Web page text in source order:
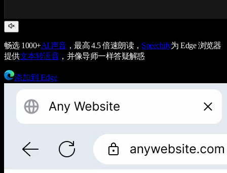
畅选 1000+AI 声音，最高 4.5 倍速朗读， Speechify为 Edge 浏览器
提供文本转语音，并像导师一样答疑解惑
添加到 Edge